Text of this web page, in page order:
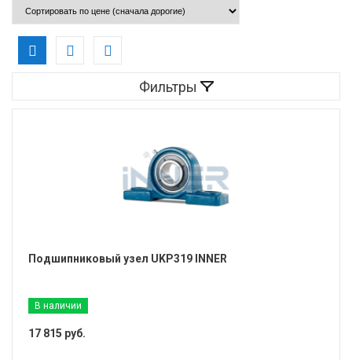
Фильтры
Подшипниковый узел UKP319 INNER
В наличии
17 815 руб.